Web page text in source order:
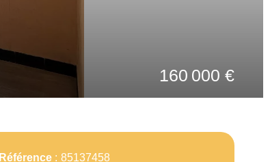
160 000 €
Référence 85137458